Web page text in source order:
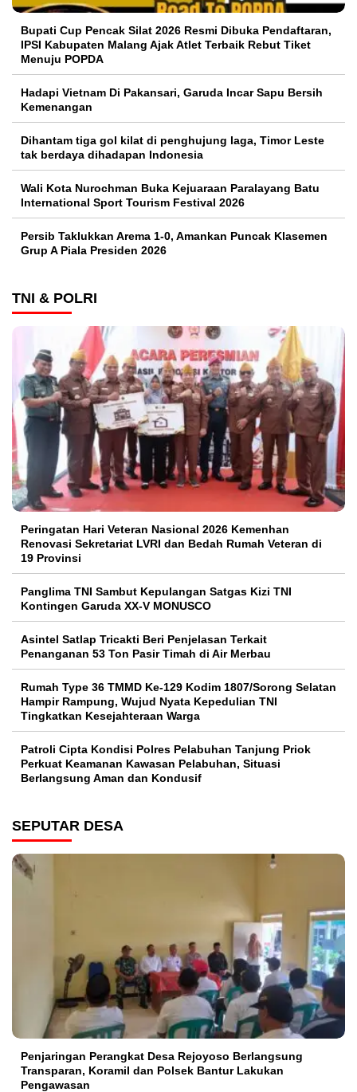
Bupati Cup Pencak Silat 2026 Resmi Dibuka Pendaftaran,
IPSI Kabupaten Malang Ajak Atlet Terbaik Rebut Tiket
Menuju POPDA
Hadapi Vietnam Di Pakansari, Garuda Incar Sapu Bersih
Kemenangan
Dihantam tiga gol kilat di penghujung laga, Timor Leste
tak berdaya dihadapan Indonesia
Wali Kota Nurochman Buka Kejuaraan Paralayang Batu
International Sport Tourism Festival 2026
Persib Taklukkan Arema 1-0, Amankan Puncak Klasemen
Grup A Piala Presiden 2026
TNI & POLRI
Peringatan Hari Veteran Nasional 2026 Kemenhan
Renovasi Sekretariat LVRI dan Bedah Rumah Veteran di
19 Provinsi
Panglima TNI Sambut Kepulangan Satgas Kizi TNI
Kontingen Garuda XX-V MONUSCO
Asintel Satlap Tricakti Beri Penjelasan Terkait
Penanganan 53 Ton Pasir Timah di Air Merbau
Rumah Type 36 TMMD Ke-129 Kodim 1807/Sorong Selatan
Hampir Rampung, Wujud Nyata Kepedulian TNI
Tingkatkan Kesejahteraan Warga
Patroli Cipta Kondisi Polres Pelabuhan Tanjung Priok
Perkuat Keamanan Kawasan Pelabuhan, Situasi
Berlangsung Aman dan Kondusif
SEPUTAR DESA
Penjaringan Perangkat Desa Rejoyoso Berlangsung
Transparan, Koramil dan Polsek Bantur Lakukan
Pengawasan